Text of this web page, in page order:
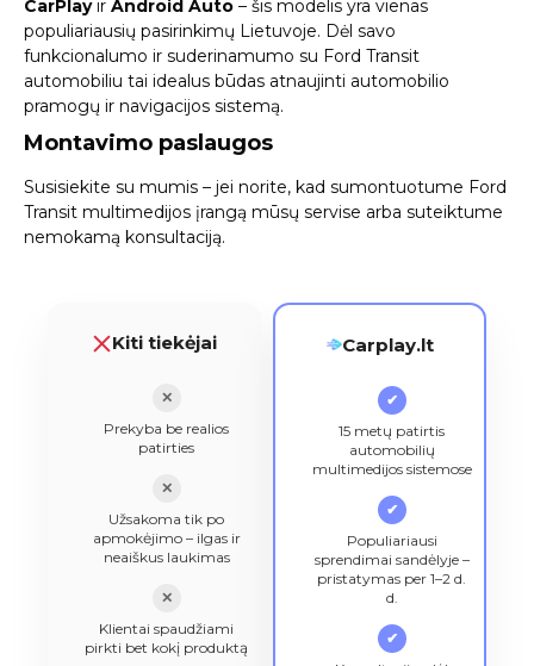
CarPlayir Android Auto – šis modelis yra vienas
populiariausių pasirinkimų Lietuvoje. Dėl savo
funkcionalumo ir suderinamumo su Ford Transit
automobiliu tai idealus būdas atnaujinti automobilio
pramogų ir navigacijos sistemą.
Montavimo paslaugos
Susisiekite su mumis – jei norite, kad sumontuotume Ford
Transit multimedijos įrangą mūsų servise arba suteiktume
nemokamą konsultaciją.
Kiti tiekėjai
✕
Prekyba be realios
patirties
✕
Užsakoma tik po
apmokėjimo – ilgas ir
neaiškus laukimas
✕
Klientai spaudžiami
pirkti bet kokį produktą
Carplay.lt
✔
15 metų patirtis
automobilių
multimedijos sistemose
✔
Populiariausi
sprendimai sandėlyje –
pristatymas per 1–2 d.
d.
✔